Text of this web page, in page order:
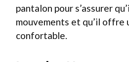
pantalon pour s’assurer
mouvements et qu’il offre
confortable.